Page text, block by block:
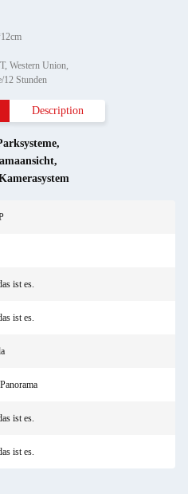
Western Union,
12 Stunden
Description
,
,
ist es.
ist es.
ist es.
ist es.